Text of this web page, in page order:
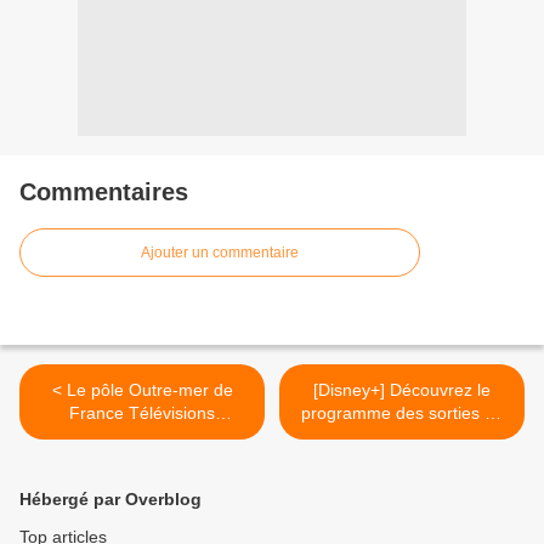
Commentaires
Ajouter un commentaire
< Le pôle Outre-mer de
France Télévisions
diffusera 21 matchs de la
[Disney+] Découvrez le
programme des sorties de
mai 2026 ! >
Hébergé par Overblog
Top articles